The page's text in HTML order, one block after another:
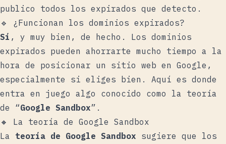
publico todos los expirados que detecto.
🔹 ¿Funcionan los dominios expirados?
Sí , y muy bien, de hecho. Los dominios
expirados pueden ahorrarte mucho tiempo a la
hora de posicionar un sitio web en Google,
especialmente si eliges bien. Aquí es donde
entra en juego algo conocido como la teoría
de “Google Sandbox”.
🔸 La teoría de Google Sandbox
La teoría de Google Sandbox sugiere que los